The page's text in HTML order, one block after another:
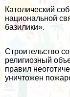
Католический
национальной
базилики».
Строительство
религиозный
правил
уничтожен